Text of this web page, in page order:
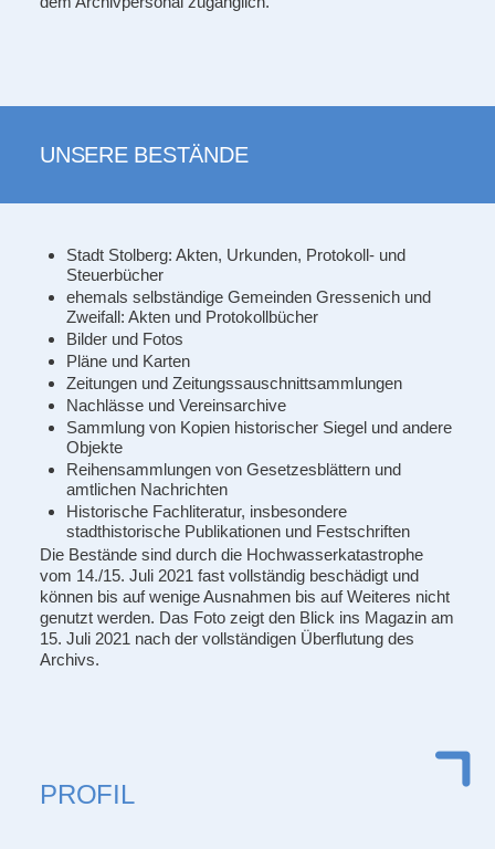
UNSERE BESTÄNDE
Stadt Stolberg: Akten, Urkunden, Protokoll- und
Steuerbücher
ehemals selbständige Gemeinden Gressenich und
Zweifall: Akten und Protokollbücher
Bilder und Fotos
Pläne und Karten
Zeitungen und Zeitungssauschnittsammlungen
Nachlässe und Vereinsarchive
Sammlung von Kopien historischer Siegel und andere
Objekte
Reihensammlungen von Gesetzesblättern und
amtlichen Nachrichten
Historische Fachliteratur, insbesondere
stadthistorische Publikationen und Festschriften
Die Bestände sind durch die Hochwasserkatastrophe
vom 14./15. Juli 2021 fast vollständig beschädigt und
können bis auf wenige Ausnahmen bis auf Weiteres nicht
genutzt werden. Das Foto zeigt den Blick ins Magazin am
15. Juli 2021 nach der vollständigen Überflutung des
Archivs.
PROFIL